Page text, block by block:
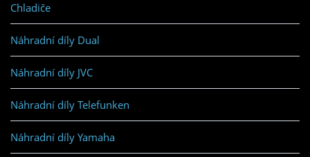
Chladiče
Náhradní díly Dual
Náhradní díly JVC
Náhradní díly Telefunken
Náhradní díly Yamaha